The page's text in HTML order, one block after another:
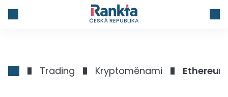
ČESKÁ REPUBLIKA
Trading Kryptoměnami